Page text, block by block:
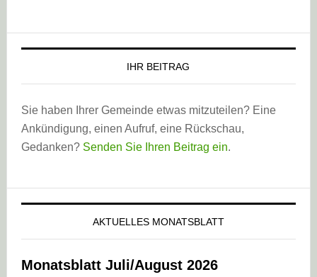
IHR BEITRAG
Sie haben Ihrer Gemeinde etwas mitzuteilen? Eine
Ankündigung, einen Aufruf, eine Rückschau,
Gedanken? Senden Sie Ihren Beitrag ein.
AKTUELLES MONATSBLATT
Monatsblatt Juli/August 2026